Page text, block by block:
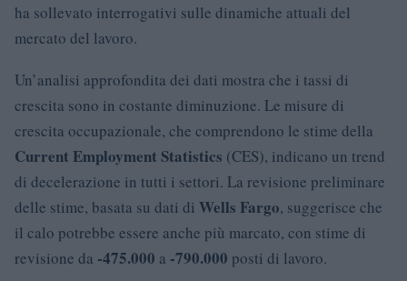
ha sollevato interrogativi sulle dinamiche attuali del
mercato del lavoro.
Un’analisi approfondita dei dati mostra che i tassi di
crescita sono in costante diminuzione. Le misure di
crescita occupazionale, che comprendono le stime della
Current Employment Statistics (CES), indicano un trend
di decelerazione in tutti i settori. La revisione preliminare
delle stime, basata su dati di Wells Fargo, suggerisce che
il calo potrebbe essere anche più marcato, con stime di
revisione da -475.000 a -790.000 posti di lavoro.